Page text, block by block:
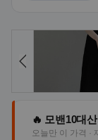
🔥 모밴10대
오늘만 이 가격 ·